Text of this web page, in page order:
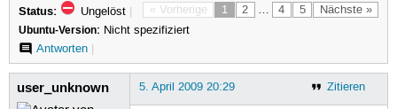
« Vorherige 1 2 … 4 5 Nächste »
Status: Ungelöst |
Ubuntu-Version: Nicht spezifiziert
Antworten|
user_unknown Zitieren
5. April 2009 20:29